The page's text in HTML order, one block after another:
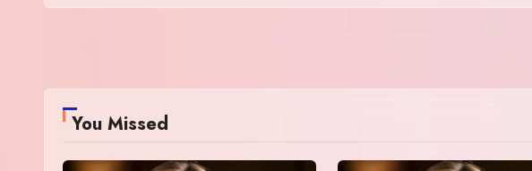
You Missed